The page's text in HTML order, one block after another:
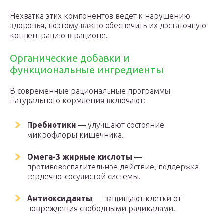
Нехватка этих компонентов ведет к нарушению
здоровья, поэтому важно обеспечить их достаточную
концентрацию в рационе.
Органические добавки и
функциональные ингредиенты
В современные рациональные программы
натурального кормления включают:
Пребиотики — улучшают состояние
микрофлоры кишечника.
Омега-3 жирные кислоты —
противовоспалительное действие, поддержка
сердечно-сосудистой системы.
Антиоксиданты — защищают клетки от
повреждения свободными радикалами.